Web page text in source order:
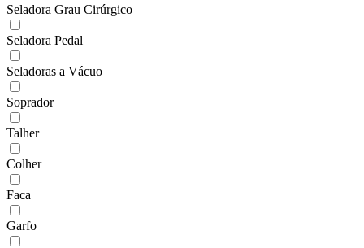
Seladora Grau Cirúrgico
Seladora Pedal
Seladoras a Vácuo
Soprador
Talher
Colher
Faca
Garfo